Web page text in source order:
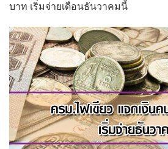
บาท เริ่มจ่ายเดือนธันวาคมนี้